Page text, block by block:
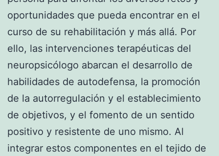
oportunidades que pueda encontrar en el
curso de su rehabilitación y más allá. Por
ello, las intervenciones terapéuticas del
neuropsicólogo abarcan el desarrollo de
habilidades de autodefensa, la promoción
de la autorregulación y el establecimiento
de objetivos, y el fomento de un sentido
positivo y resistente de uno mismo. Al
integrar estos componentes en el tejido de